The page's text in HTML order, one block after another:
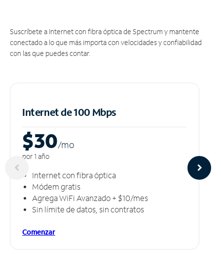
Suscríbete a Internet con fibra óptica de Spectrum y mantente
conectado a lo que más importa con velocidades y confiabilidad
con las que puedes contar.
Internet de 100 Mbps
$30/mo
por 1 año
Internet con fibra óptica
Módem gratis
Agrega WiFi Avanzado + $10/mes
Sin límite de datos, sin contratos
Comenzar